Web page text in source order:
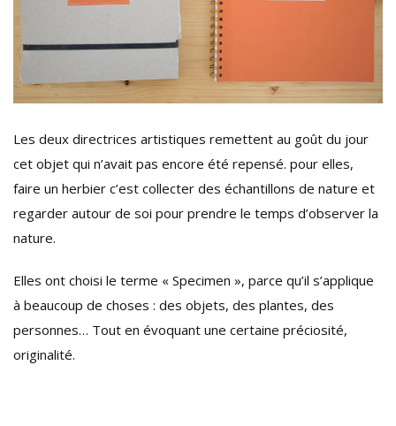
Les deux directrices artistiques remettent au goût du jour
cet objet qui n’avait pas encore été repensé. pour elles,
faire un herbier c’est collecter des échantillons de nature et
regarder autour de soi pour prendre le temps d’observer la
nature.
Elles ont choisi le terme « Specimen », parce qu’il s’applique
à beaucoup de choses : des objets, des plantes, des
personnes… Tout en évoquant une certaine préciosité,
originalité.